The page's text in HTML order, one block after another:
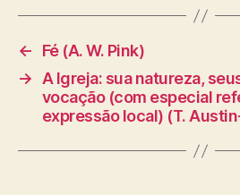
←
Fé (A. W. Pink)
→
A Igreja: sua natureza,
vocação (com especial
expressão local) (T.